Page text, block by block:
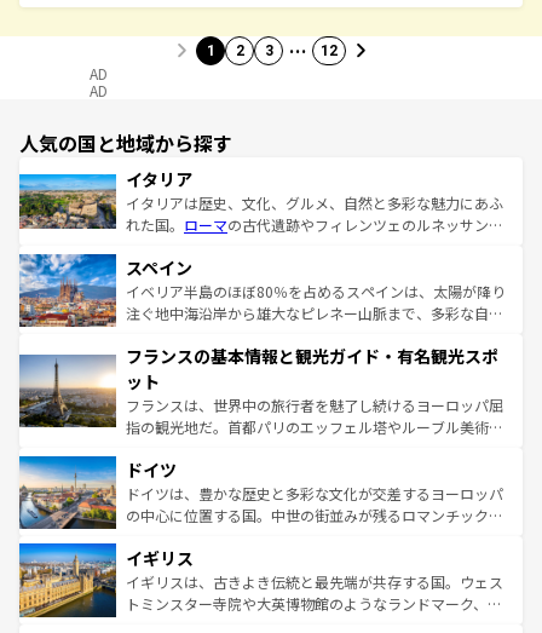
1 2 3 … 12
AD
AD
人気の国と地域から探す
イタリア
イタリアは歴史、文化、グルメ、自然と多彩な魅力にあふ
れた国。 ローマの古代遺跡やフィレンツェのルネッサンス
ろん、トスカーナの美しい田園風景やアマルフィ海岸の絶
景など、自然景観も見逃せない。観光の合間には、本場の
ピザやパスタなど、絶品のイタリア料理を堪能することも
ませてくれるイタリアで、忘れられない旅をしてみよう！
なお、新着のイタリア情報は
しい。
スペイン
イベリア半島のほぼ80％を占めるスペインは、太陽が降り
注ぐ地中海沿岸から雄大なピレネー山脈まで、多彩な自然
文化が根付くこの国では、情熱的なフラメンコ、熱気あふ
れる闘牛、そして美味しいタパスが生活の一部となってい
る。首都マドリードの洗練された雰囲気や、バルセロナの
アートに溢れた街角から、地方では古代ローマ遺跡や中世
せる。地方によって風土や気候が異なるスペインはその個
性で訪れる人を魅了する。 なお、新着のスペイン情報は コ
ンテンツ一覧を参照してほしい。
フランスの基本情報と観光ガイド・有名観光スポ
ット
フランスは、世界中の旅行者を魅了し続けるヨーロッパ屈
指の観光地だ。首都パリのエッフェル塔やルーブル美術館
で、幅広い魅力が詰まっている。華麗な宮殿、歴史的な大
聖堂、美しいビーチ、そして豊かな自然が、訪れる者を心
から魅了する。また、フランスは美食の国としても知ら
いる。シャンパンの発祥地であるランス、プロヴァンスの
香り高いラベンダー畑など、多彩な楽しみ方が可能だ。さ
らに、パリ以外の地域にも魅力が溢れており、どの街角に
ドイツ
ドイツは、豊かな歴史と多彩な文化が交差するヨーロッパ
の中心に位置する国。中世の街並みが残るロマンチック街
顔を持つこの国は、どこを歩いても飽きることがない。ベ
ルリンの文化的活気、バイエルン州のアルプスの絶景、そ
してライン川沿いのワイン畑といった風景は必見。ビール
イギリス
イギリスは、古きよき伝統と最先端が共存する国。ウェス
トミンスター寺院や大英博物館のようなランドマーク、歴